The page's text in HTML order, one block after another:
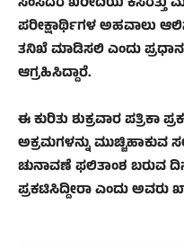
ಪರೀಕ್ಷಾರ್ಥಿಗಳ ಅಹವಾಲು
ತನಿಖೆ ಮಾಡಿಸಲಿ ಎಂದು
ಆಗ್ರಹಿಸಿದ್ದಾರೆ.
ಈ ಕುರಿತು ಶುಕ್ರವಾರ ಪತ್ರಿಕಾ
ಅಕ್ರಮಗಳನ್ನು
ಚುನಾವಣೆ ಫಲಿತಾಂಶ ಬರುವ
ಪ್ರಕಟಿಸಿದ್ದೀರಾ ಎಂದು ಅವರು